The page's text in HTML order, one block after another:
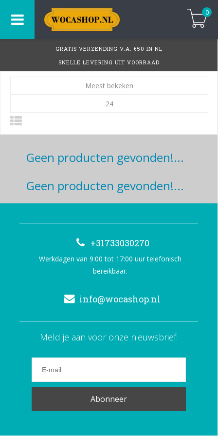
0
GRATIS VERZENDING V.A. €50 IN NL
SNELLE LEVERING UIT VOORRAAD
Meest bekeken
24
Geen producten gevonden!...
Geen producten gevonden!...
+31733030270
Werkdagen van 9:00 tot 17:00 uur telefonisch
bereikbaar.
info@wocashop.nl
Meld je aan voor onze nieuwsbrief:
Abonneer